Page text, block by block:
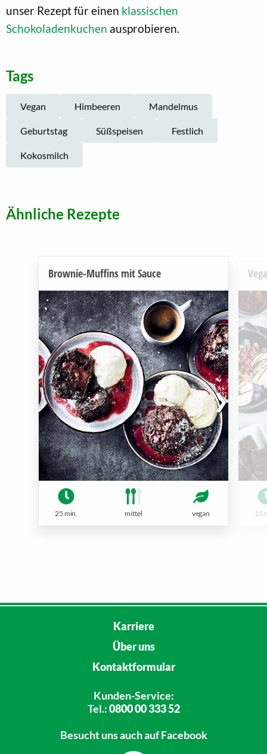
unser Rezept für einen klassischen
Schokoladenkuchen ausprobieren.
Tags
Vegan Himbeeren Mandelmus
Geburtstag Süßspeisen Festlich
Kokosmilch
Ähnliche Rezepte
Brownie-Muffins mit Sauce
25 min. mittel vegan 15
Karriere
Über uns
Kontaktformular
Kunden-Service:
Tel.:0800 00 333 52
Besucht unsauch auf Facebook